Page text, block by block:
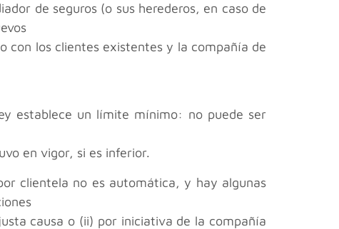
de seguros (o sus herederos, en caso de
con los clientes existentes y la compañía de
establece un límite mínimo: no puede ser
en vigor, si es inferior.
clientela no es automática, y hay algunas
causa o (ii) por iniciativa de la compañía